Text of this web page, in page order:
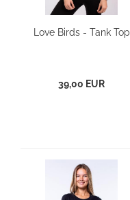
Love Birds - Tank Top
39,00 EUR